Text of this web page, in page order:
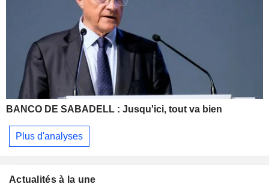
BANCO DE SABADELL : Jusqu'ici, tout va bien
Plus d'analyses
Actualités à la une